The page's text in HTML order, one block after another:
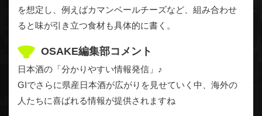
を想定し、例えばカマンベールチーズなど、組み合わせ
ると味が引き立つ食材も具体的に書く。
OSAKE編集部コメント
日本酒の「分かりやすい情報発信」♪
GIでさらに県産日本酒が広がりを見せていく中、海外の
人たちに喜ばれる情報が提供されますね